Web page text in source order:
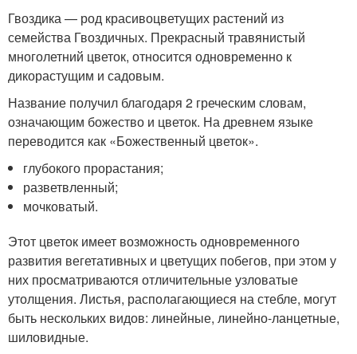
Гвоздика — род красивоцветущих растений из
семейства Гвоздичных. Прекрасный травянистый
многолетний цветок, относится одновременно к
дикорастущим и садовым.
Название получил благодаря 2 греческим словам,
означающим божество и цветок. На древнем языке
переводится как «Божественный цветок».
глубокого прорастания;
разветвленный;
мочковатый.
Этот цветок имеет возможность одновременного
развития вегетативных и цветущих побегов, при этом у
них просматриваются отличительные узловатые
утолщения. Листья, располагающиеся на стебле, могут
быть нескольких видов: линейные, линейно-ланцетные,
шиловидные.